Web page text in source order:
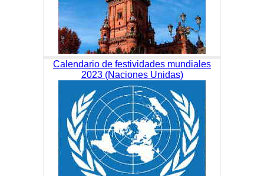
Calendario de festividades mundiales
2023 (Naciones Unidas)